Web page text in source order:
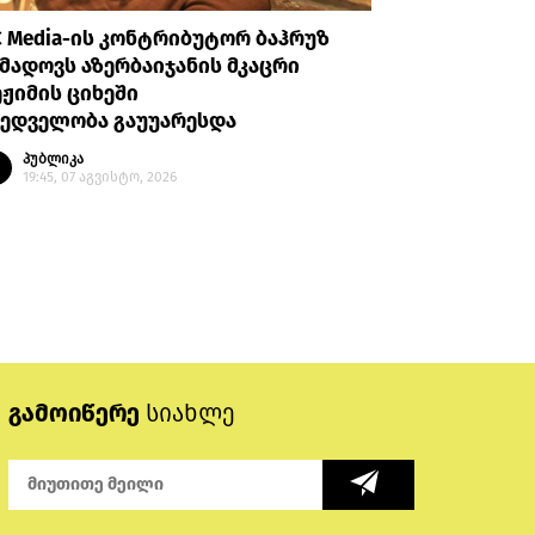
Media-ის კონტრიბუტორ ბაჰრუზ
აზერბაიჯანის მკაცრი
ციხეში
გაუუარესდა
პუბლიკა
19:45, 07 აგვისტო, 2026
გამოიწერე სიახლე